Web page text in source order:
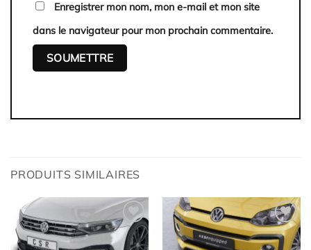
Enregistrer mon nom, mon e-mail et mon site
dans le navigateur pour mon prochain commentaire.
PRODUITS SIMILAIRES